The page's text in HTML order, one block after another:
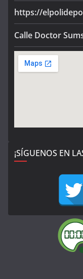
https://
Calle Doctor
¡SÍGUENOS EN